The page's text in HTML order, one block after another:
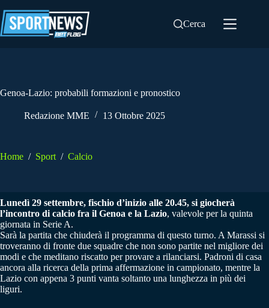
al
contenuto
Cerca
Genoa-Lazio: probabili formazioni e pronostico
Redazione MME 13 Ottobre 2025
Home / Sport / Calcio
Lunedì 29 settembre, fischio d’inizio alle 20.45, si giocherà
l’incontro di calcio fra il Genoa e la Lazio, valevole per la quinta
giornata in Serie A.
Sarà la partita che chiuderà il programma di questo turno. A Marassi si
troveranno di fronte due squadre che non sono partite nel migliore dei
modi e che meditano riscatto per provare a rilanciarsi. Padroni di casa
ancora alla ricerca della prima affermazione in campionato, mentre la
Lazio con appena 3 punti vanta soltanto una lunghezza in più dei
liguri.